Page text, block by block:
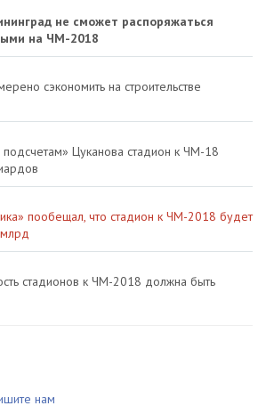
не сможет распоряжаться
на ЧМ-2018
сэкономить на строительстве
Цуканова стадион к ЧМ-18
пообещал, что стадион к ЧМ-2018 будет
стадионов к ЧМ-2018 должна быть
нам